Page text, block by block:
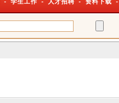
- 学生工作 - 人才招聘 - 资料下载